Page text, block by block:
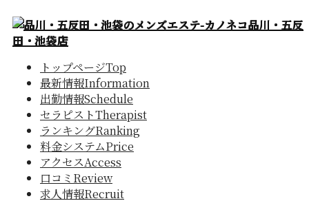
トップページTop
最新情報Information
出勤情報Schedule
セラピストTherapist
ランキングRanking
料金システムPrice
アクセスAccess
口コミ Review
求人情報Recruit